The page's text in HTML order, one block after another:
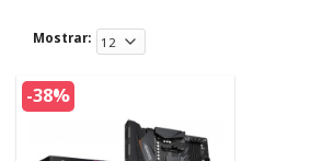
Mostrar:
-38%